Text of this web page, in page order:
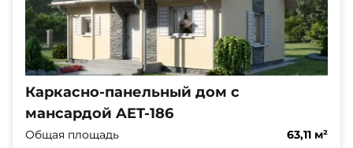
Каркасно-панельный дом с
мансардой AET-186
Общая площадь
63,11 м²